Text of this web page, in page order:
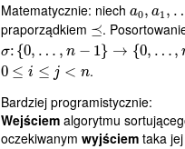
Matematycznie: niech a0, a1 ,
a0,a1, … ,
praporządkiem ⪯
⪯.
σ: {0, … , n − 1} → {0, … ,
σ:{ 0,…, n − 1 }→{0,… ,n− 1}
0 ≤ i ≤ j < n
0≤i≤ < n
.
Bardziej programistycznie:
Wejściemalgorytmu
oczekiwanym wyjściemtaka